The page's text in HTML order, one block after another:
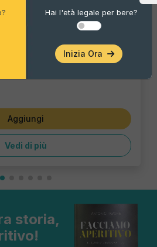
Vol 100 Ml
Aggiungi
Vedi di più
storia,
Hai l'età legale per bere?
Inizia Ora